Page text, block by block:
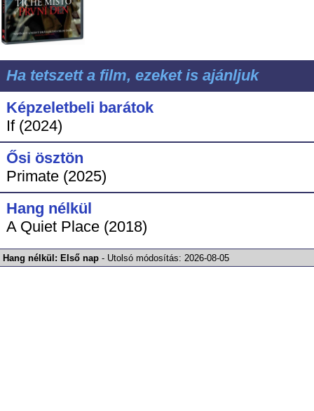
Ha tetszett a film, ezeket is ajánljuk
Képzeletbeli barátok
If (2024)
Ősi ösztön
Primate (2025)
Hang nélkül
A Quiet Place (2018)
Hang nélkül: Első nap - Utolsó módosítás: 2026-08-05